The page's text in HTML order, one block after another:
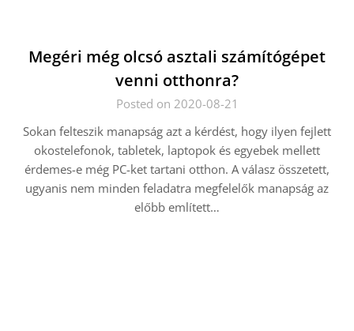
Megéri még olcsó asztali számítógépet
venni otthonra?
Posted on 2020-08-21
Sokan felteszik manapság azt a kérdést, hogy ilyen fejlett
okostelefonok, tabletek, laptopok és egyebek mellett
érdemes-e még PC-ket tartani otthon. A válasz összetett,
ugyanis nem minden feladatra megfelelők manapság az
előbb említett…